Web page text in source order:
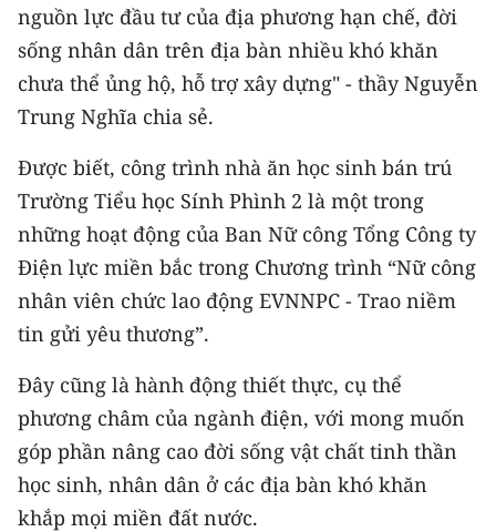
Media Văn hóa
Media Xã hội
Media Pháp luật
Media Du lịch
Media Thế giới
Media Thể thao
Media Giáo dục
Media Y tế
Media Khoa học - Công nghệ
Media Môi trường
Ảnh
nguồn lực đầu tư của địa phương hạn chế, đời
sống nhân dân trên địa bàn nhiều khó khăn
chưa thể ủng hộ, hỗ trợ xây dựng" - thầy Nguyễn
Trung Nghĩa chia sẻ.
Được biết, công trình nhà ăn học sinh bán trú
Trường Tiểu học Sính Phình 2 là một trong
những hoạt động của Ban Nữ công Tổng Công ty
Điện lực miền bắc trong Chương trình “Nữ công
nhân viên chức lao động EVNNPC - Trao niềm
tin gửi yêu thương”.
Đây cũng là hành động thiết thực, cụ thể
phương châm của ngành điện, với mong muốn
góp phần nâng cao đời sống vật chất tinh thần
học sinh, nhân dân ở các địa bàn khó khăn
khắp mọi miền đất nước.